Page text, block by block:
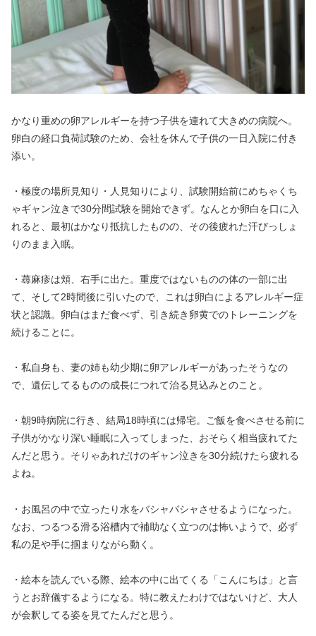
かなり重めの卵アレルギーを持つ子供を連れて大きめの病院へ。
卵白の経口負荷試験のため、会社を休んで子供の一日入院に付き
添い。
・極度の場所見知り・人見知りにより、試験開始前にめちゃくち
ゃギャン泣きで30分間試験を開始できず。なんとか卵白を口に入
れると、最初はかなり抵抗したものの、その後疲れた汗びっしょ
りのまま入眠。
・蕁麻疹は頬、右手に出た。重度ではないものの体の一部に出
て、そして2時間後に引いたので、これは卵白によるアレルギー症
状と認識。卵白はまだ食べず、引き続き卵黄でのトレーニングを
続けることに。
・私自身も、妻の姉も幼少期に卵アレルギーがあったそうなの
で、遺伝してるものの成長につれて治る見込みとのこと。
・朝9時病院に行き、結局18時頃には帰宅。ご飯を食べさせる前に
子供がかなり深い睡眠に入ってしまった、おそらく相当疲れてた
んだと思う。そりゃあれだけのギャン泣きを30分続けたら疲れる
よね。
・お風呂の中で立ったり水をバシャバシャさせるようになった。
なお、つるつる滑る浴槽内で補助なく立つのは怖いようで、必ず
私の足や手に掴まりながら動く。
・絵本を読んでいる際、絵本の中に出てくる「こんにちは」と言
うとお辞儀するようになる。特に教えたわけではないけど、大人
が会釈してる姿を見てたんだと思う。